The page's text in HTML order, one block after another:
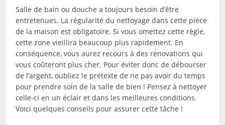
Salle de bain ou douche a toujours besoin d’être
entretenues. La régularité du nettoyage dans cette pièce
de la maison est obligatoire. Si vous omettez cette règle,
cette zone vieillira beaucoup plus rapidement. En
conséquence, vous aurez recours à des rénovations qui
vous coûteront plus cher. Pour éviter donc de débourser
de l’argent, oubliez le prétexte de ne pas avoir du temps
pour prendre soin de la salle de bien ! Pensez à nettoyer
celle-ci en un éclair et dans les meilleures conditions.
Voici quelques conseils pour assurer cette tâche !